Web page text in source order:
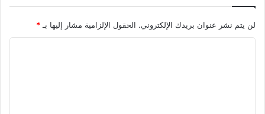
لن يتم نشر عنوان بريدك الإلكتروني. الحقول الإلزامية مشار إليها بـ *